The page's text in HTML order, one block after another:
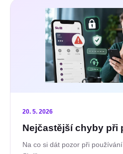
20. 5. 2026
Nejčastější chyby při
Na co si dát pozor při